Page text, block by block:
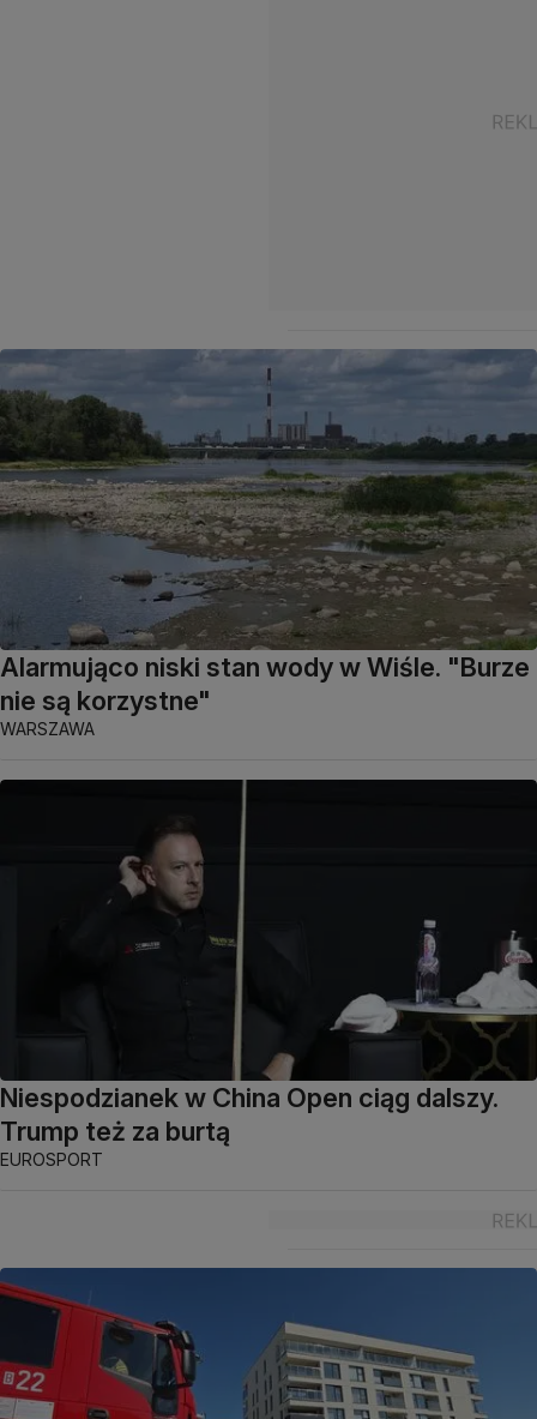
Alarmująco niski stan wody w Wiśle. "Burze
nie są korzystne"
WARSZAWA
Niespodzianek w China Open ciąg dalszy.
Trump też za burtą
EUROSPORT